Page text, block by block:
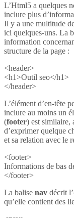
L’Html5 a quelques
inclure plus
Il y a une multitude
ici quelques-uns. La
information
structure de la page :
<header>
<h1>Outil seo</h1>
</header>
L’élément d’en-tête
inclure au moins un
(footer) est similaire,
d’exprimer quelque
et sa relation avec le
<footer>
Informations de bas
</footer>
La balise nav décrit
qu’elle contient des